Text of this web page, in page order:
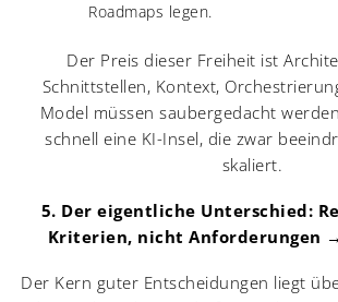
Roadmaps legen.
Der Preis dieser Freiheit ist
Schnittstellen, Kontext,
Model müssen saubergedacht
schnell eine KI-Insel, die zwar
skaliert.
5. Der eigentliche Unterschied:
Kriterien, nicht Anforderungen
Der Kern guter Entscheidungen liegt